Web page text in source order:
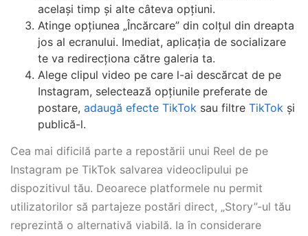
același timp și alte câteva opțiuni.
Atinge opțiunea „Încărcare” din colțul din dreapta
jos al ecranului. Imediat, aplicația de socializare
te va redirecționa către galeria ta.
Alege clipul video pe care l-ai descărcat de pe
Instagram, selectează opțiunile preferate de
postare, adaugă efecte TikTok sau filtre TikTok și
publică-l.
Cea mai dificilă parte a repostării unui Reel de pe
Instagram pe TikTok salvarea videoclipului pe
dispozitivul tău. Deoarece platformele nu permit
utilizatorilor să partajeze postări direct, „Story”-ul tău
reprezintă o alternativă viabilă. Ia în considerare